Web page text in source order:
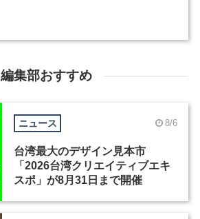
編集部おすすめ
ニュース 8/6
台湾最大のデザイン見本市
「2026台湾クリエイティブエキ
スポ」が8月31日まで開催